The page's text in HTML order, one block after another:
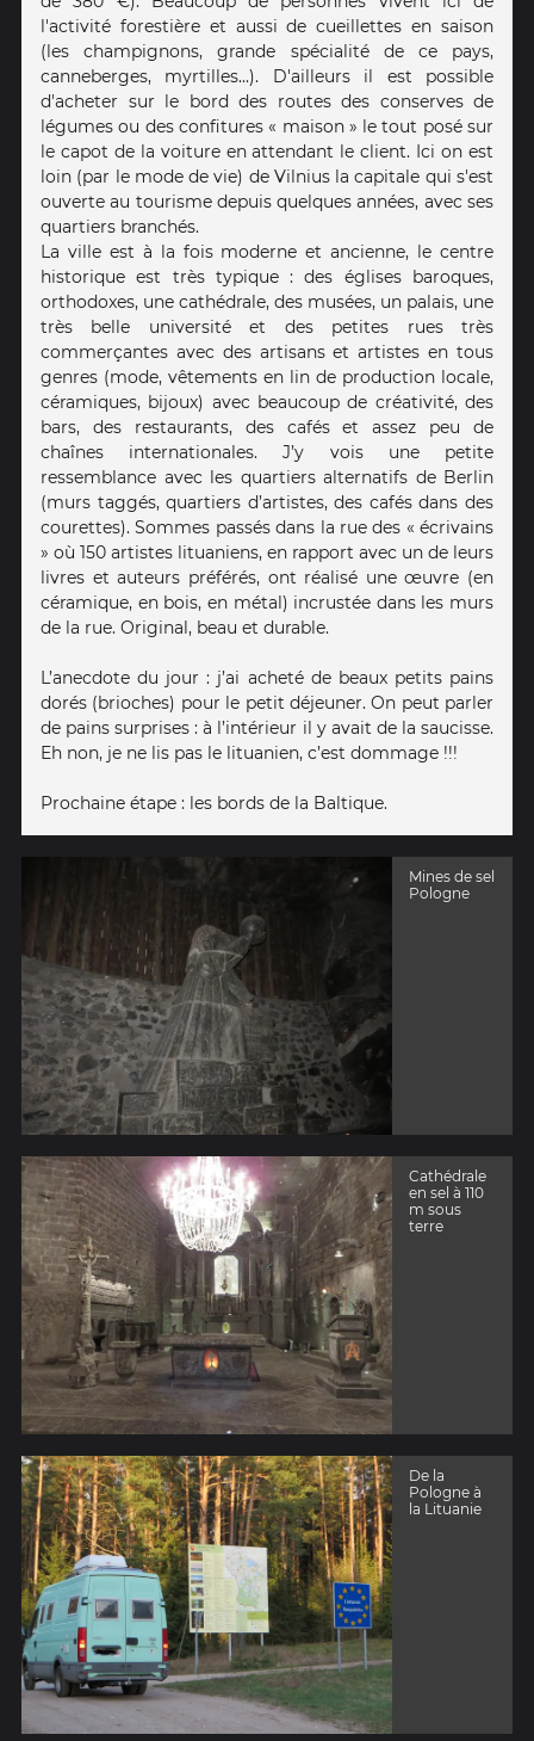
l'activité forestière et aussi de cueillettes en saison
(les champignons, grande spécialité de ce pays,
canneberges, myrtilles...). D'ailleurs il est possible
d'acheter sur le bord des routes des conserves de
légumes ou des confitures « maison » le tout posé sur
le capot de la voiture en attendant le client. Ici on est
loin (par le mode de vie) de Vilnius la capitale qui s'est
ouverte au tourisme depuis quelques années, avec ses
quartiers branchés.
La ville est à la fois moderne et ancienne, le centre
historique est très typique : des églises baroques,
orthodoxes, une cathédrale, des musées, un palais, une
très belle université et des petites rues très
commerçantes avec des artisans et artistes en tous
genres (mode, vêtements en lin de production locale,
céramiques, bijoux) avec beaucoup de créativité, des
bars, des restaurants, des cafés et assez peu de
chaînes internationales. J’y vois une petite
ressemblance avec les quartiers alternatifs de Berlin
(murs taggés, quartiers d’artistes, des cafés dans des
courettes). Sommes passés dans la rue des « écrivains
» où 150 artistes lituaniens, en rapport avec un de leurs
livres et auteurs préférés, ont réalisé une œuvre (en
céramique, en bois, en métal) incrustée dans les murs
de la rue. Original, beau et durable.
L’anecdote du jour : j’ai acheté de beaux petits pains
dorés (brioches) pour le petit déjeuner. On peut parler
de pains surprises : à l’intérieur il y avait de la saucisse.
Eh non, je ne lis pas le lituanien, c’est dommage !!!
Prochaine étape : les bords de la Baltique.
Mines de sel
Pologne
Cathédrale
en sel à 110
m sous
terre
De la
Pologne à
la Lituanie